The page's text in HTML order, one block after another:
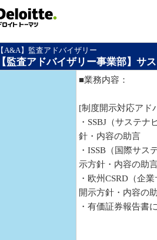
【A&A】監査アドバイザリー
【監査アドバイザリー事業部】サ
■業務内容：
[制度開示対応アド
・SSBJ（サステ
針・内容の助言
・ISSB（国際サ
示方針・内容の助
・欧州CSRD（企
開示方針・内容の
・有価証券報告書